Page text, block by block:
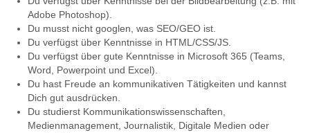
Adobe Photoshop).
Du musst nicht googlen, was SEO/GEO ist.
Du verfügst über Kenntnisse in HTML/CSS/JS.
Du verfügst über gute Kenntnisse in Microsoft 365 (Teams,
Word, Powerpoint und Excel).
Du hast Freude an kommunikativen Tätigkeiten und kannst
Dich gut ausdrücken.
Du studierst Kommunikationswissenschaften,
Medienmanagement, Journalistik, Digitale Medien oder